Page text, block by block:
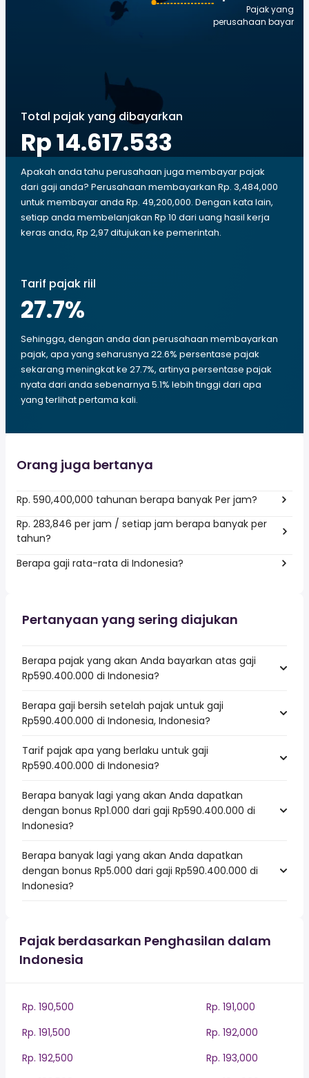
Pajak yang
perusahaan bayar
Total pajak yang dibayarkan
Rp 14.617.533
Apakah anda tahu perusahaan juga membayar pajak
dari gaji anda? Perusahaan membayarkan Rp. 3,484,000
untuk membayar anda Rp. 49,200,000. Dengan kata lain,
setiap anda membelanjakan Rp 10 dari uang hasil kerja
keras anda, Rp 2,97 ditujukan ke pemerintah.
Tarif pajak riil
27.7%
Sehingga, dengan anda dan perusahaan membayarkan
pajak, apa yang seharusnya 22.6% persentase pajak
sekarang meningkat ke 27.7%, artinya persentase pajak
nyata dari anda sebenarnya 5.1% lebih tinggi dari apa
yang terlihat pertama kali.
Orang juga bertanya
Rp. 590,400,000 tahunan berapa banyak Per jam?
Rp. 283,846 per jam / setiap jam berapa banyak per
tahun?
Berapa gaji rata-rata di Indonesia?
Pertanyaan yang sering diajukan
Berapa pajak yang akan Anda bayarkan atas gaji
Rp590.400.000 di Indonesia?
Berapa gaji bersih setelah pajak untuk gaji
Rp590.400.000 di Indonesia, Indonesia?
Tarif pajak apa yang berlaku untuk gaji
Rp590.400.000 di Indonesia?
Berapa banyak lagi yang akan Anda dapatkan
dengan bonus Rp1.000 dari gaji Rp590.400.000 di
Indonesia?
Berapa banyak lagi yang akan Anda dapatkan
dengan bonus Rp5.000 dari gaji Rp590.400.000 di
Indonesia?
Pajak berdasarkan Penghasilan dalam
Indonesia
Rp. 190,500
Rp. 191,000
Rp. 191,500
Rp. 192,000
Rp. 192,500
Rp. 193,000